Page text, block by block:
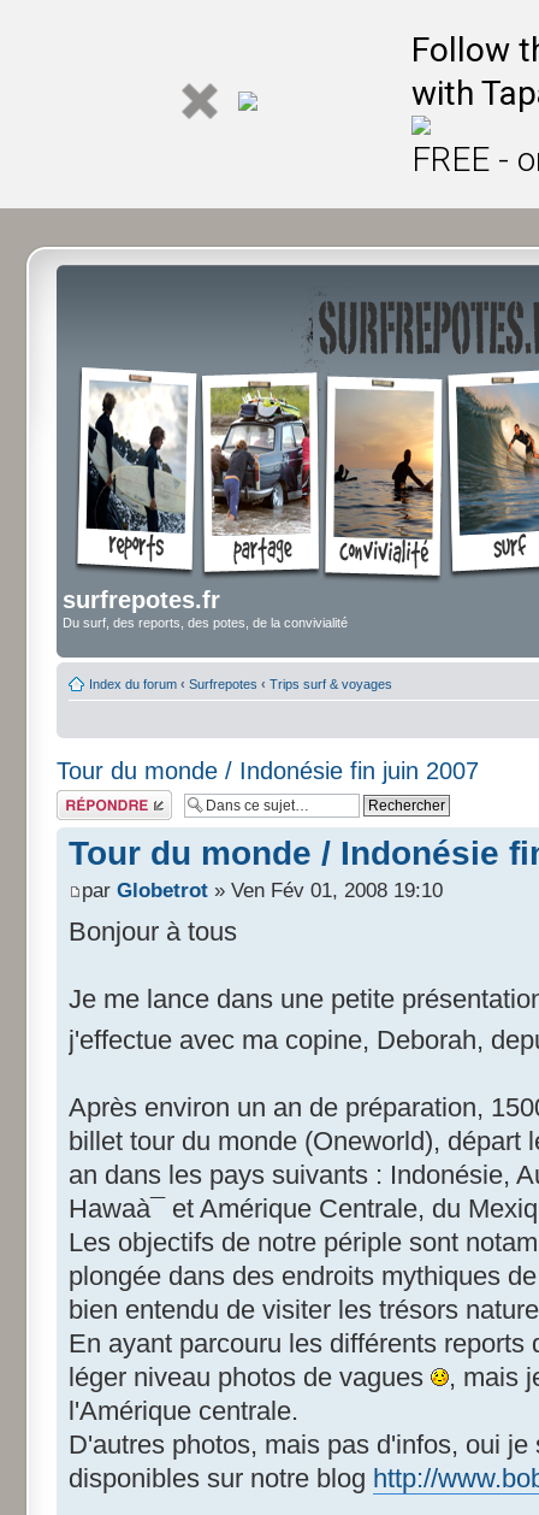
Follow
with
FREE -
surfrepotes.fr
Du surf, des reports, des potes, de la convivialité
Index du forum ‹ Surfrepotes ‹ Trips surf & voyages
Tour du monde / Indonésie fin juin 2007
Répondre
Tour du monde / Indonésie
par Globetrot » Ven Fév 01, 2008 19:10
Bonjour à tous
Je me lance dans une petite
j'effectue avec ma copine, Deborah,
Après environ un an de préparation,
billet tour du monde (Oneworld), départ
an dans les pays suivants : Indonésie,
Hawaà¯ et Amérique Centrale, du
Les objectifs de notre périple sont
plongée dans des endroits mythiques
bien entendu de visiter les trésors
En ayant parcouru les différents reports
léger niveau photos de vagues
, mais
l'Amérique centrale.
D'autres photos, mais pas d'infos, oui
disponibles sur notre blog http://